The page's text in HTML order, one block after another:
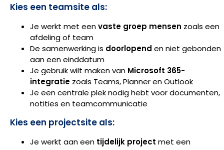
Kies een teamsite als:
Je werkt met eenvaste groep mensen zoals een
afdeling of team
De samenwerking is doorlopend en niet gebonden
aan een einddatum
Je gebruik wilt maken van Microsoft 365-
integratie zoals Teams, Planner en Outlook
Je een centrale plek nodig hebt voor documenten,
notities en teamcommunicatie
Kies een projectsite als:
Je werkt aan een tijdelijk project met een